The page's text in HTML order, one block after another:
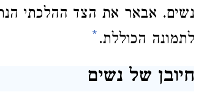
נשים. אבאר את הצד ההלכתי
לתמונה הכוללת. *
חיובן של נשים